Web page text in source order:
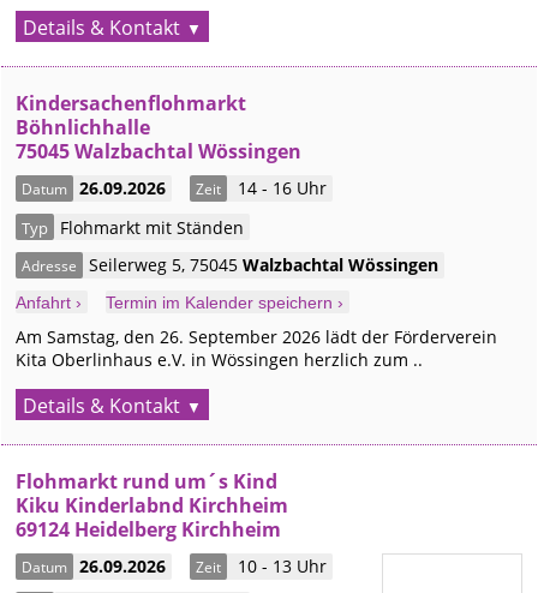
Details & Kontakt
Kindersachenflohmarkt
Böhnlichhalle
75045 Walzbachtal Wössingen
Datum 26.09.2026 Zeit 14 - 16 Uhr
Typ Flohmarkt mit Ständen
Adresse Seilerweg 5,75045WalzbachtalWössingen
Anfahrt › Termin im Kalender speichern ›
Am Samstag, den 26. September 2026 lädt der Förderverein
Kita Oberlinhaus e.V. in Wössingen herzlich zum ..
Details & Kontakt
Flohmarkt rund um´s Kind
Kiku Kinderlabnd Kirchheim
69124 Heidelberg Kirchheim
Datum 26.09.2026 Zeit 10 - 13 Uhr